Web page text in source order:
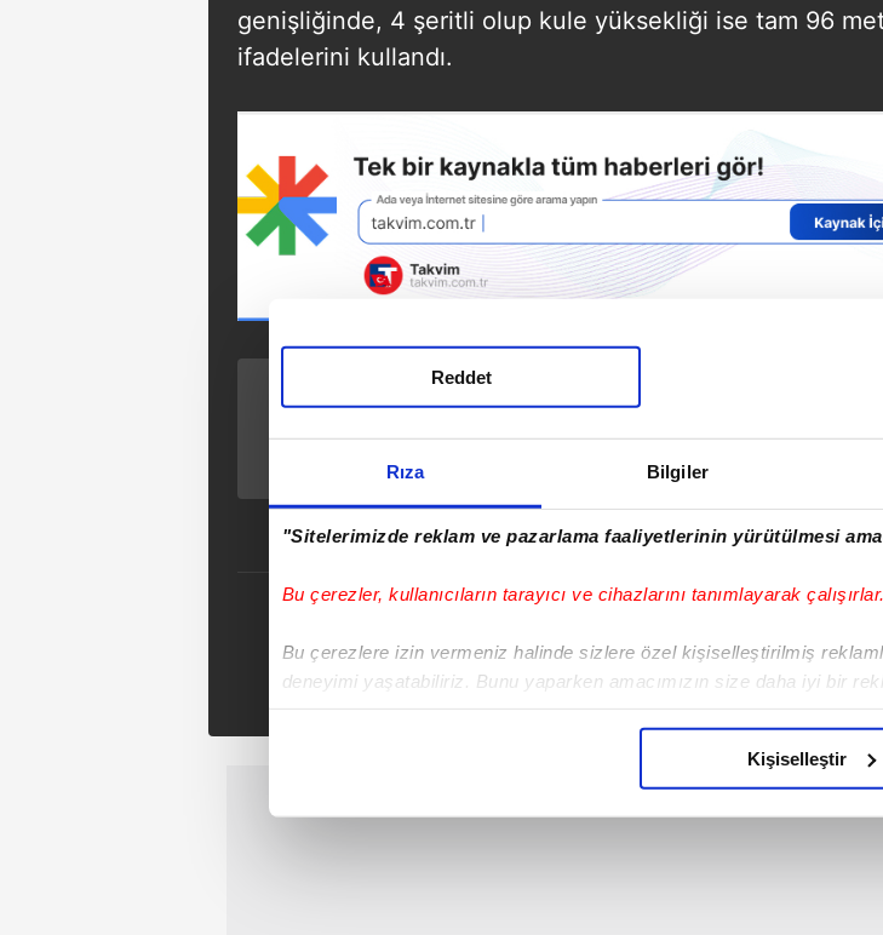
Rıza Bilgiler
"Sitelerimizde reklam ve pazarlama faaliyetlerinin yürütülmesi
Bu çerezler, kullanıcıların tarayıcı ve cihazlarını tanımlayarak çalışırlar.
Bu çerezlere izin vermeniz halinde sizlere özel kişiselleştirilmiş
deneyimi yaşatabiliriz. Bunu yaparken amacımızın size daha iyi bir
Reddet
Kişiselleştir
genişliğinde, 4 şeritli olup kule yüksekliği ise tam 96
ifadelerini kullandı.
ÖNCEKİ HABER
ceza yağdırdı!
Takvim.com.tr Güncel